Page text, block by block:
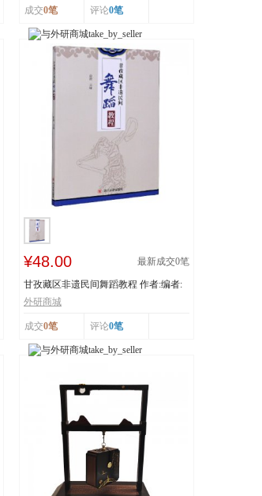
成交0笔 评论0笔
¥48.00 最新成交0笔
甘孜藏区非遗民间舞蹈教程 作者:编者:
白渝|责编:蒋...
外研商城
成交0笔 评论0笔